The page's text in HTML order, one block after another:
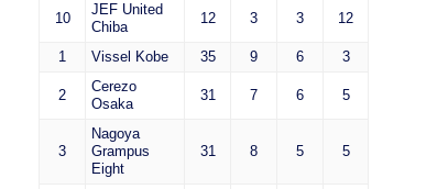
10
JEF United
Chiba
12 3 3 12
1 Vissel Kobe 35 9 6 3
2
Cerezo
Osaka
31 7 6 5
3
Nagoya
Grampus
Eight
31 8 5 5